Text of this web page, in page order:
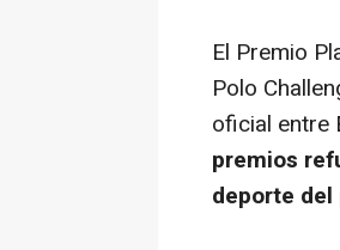
El Premio
Polo
oficial entre
premios
deporte